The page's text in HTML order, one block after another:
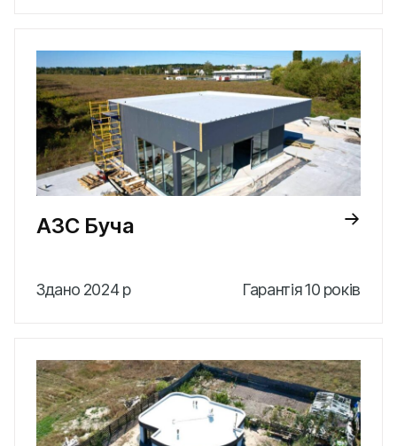
АЗС Буча
Здано 2024 р Гарантія 10 років